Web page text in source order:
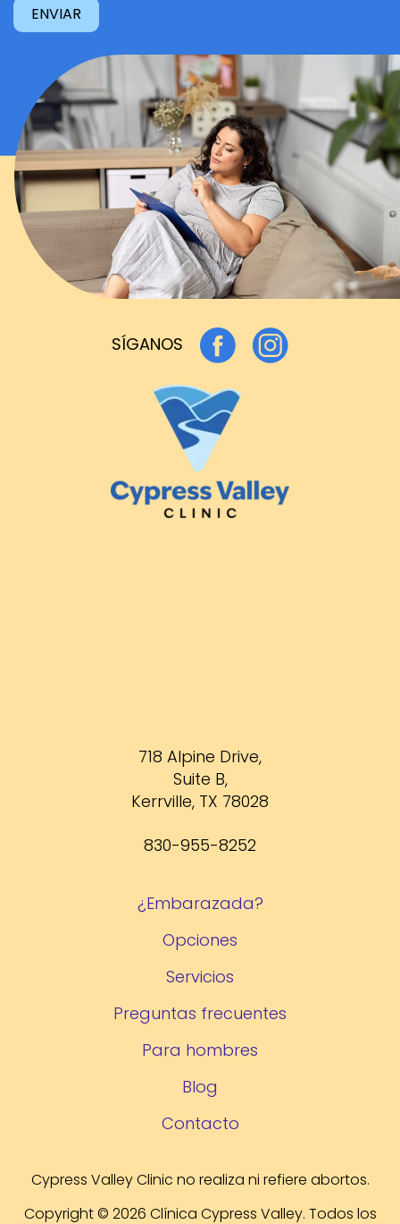
SÍGANOS
718 Alpine Drive,
Suite B,
Kerrville, TX 78028
830-955-8252
¿Embarazada?
Opciones
Servicios
Preguntas frecuentes
Para hombres
Blog
Contacto
Cypress Valley Clinic no realiza ni refiere abortos.
Copyright © 2026 Clínica Cypress Valley. Todos los